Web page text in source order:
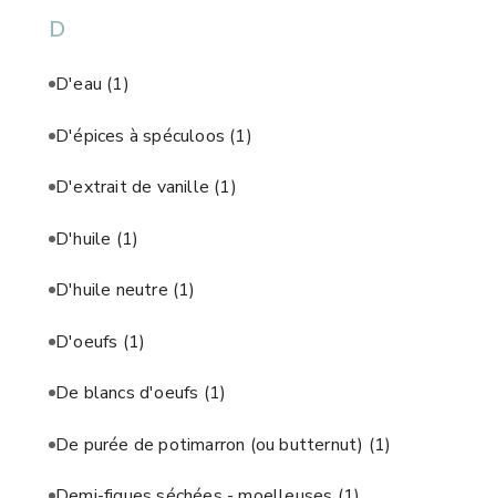
D
D'eau (1)
D'épices à spéculoos (1)
D'extrait de vanille (1)
D'huile (1)
D'huile neutre (1)
D'oeufs (1)
De blancs d'oeufs (1)
De purée de potimarron (ou butternut) (1)